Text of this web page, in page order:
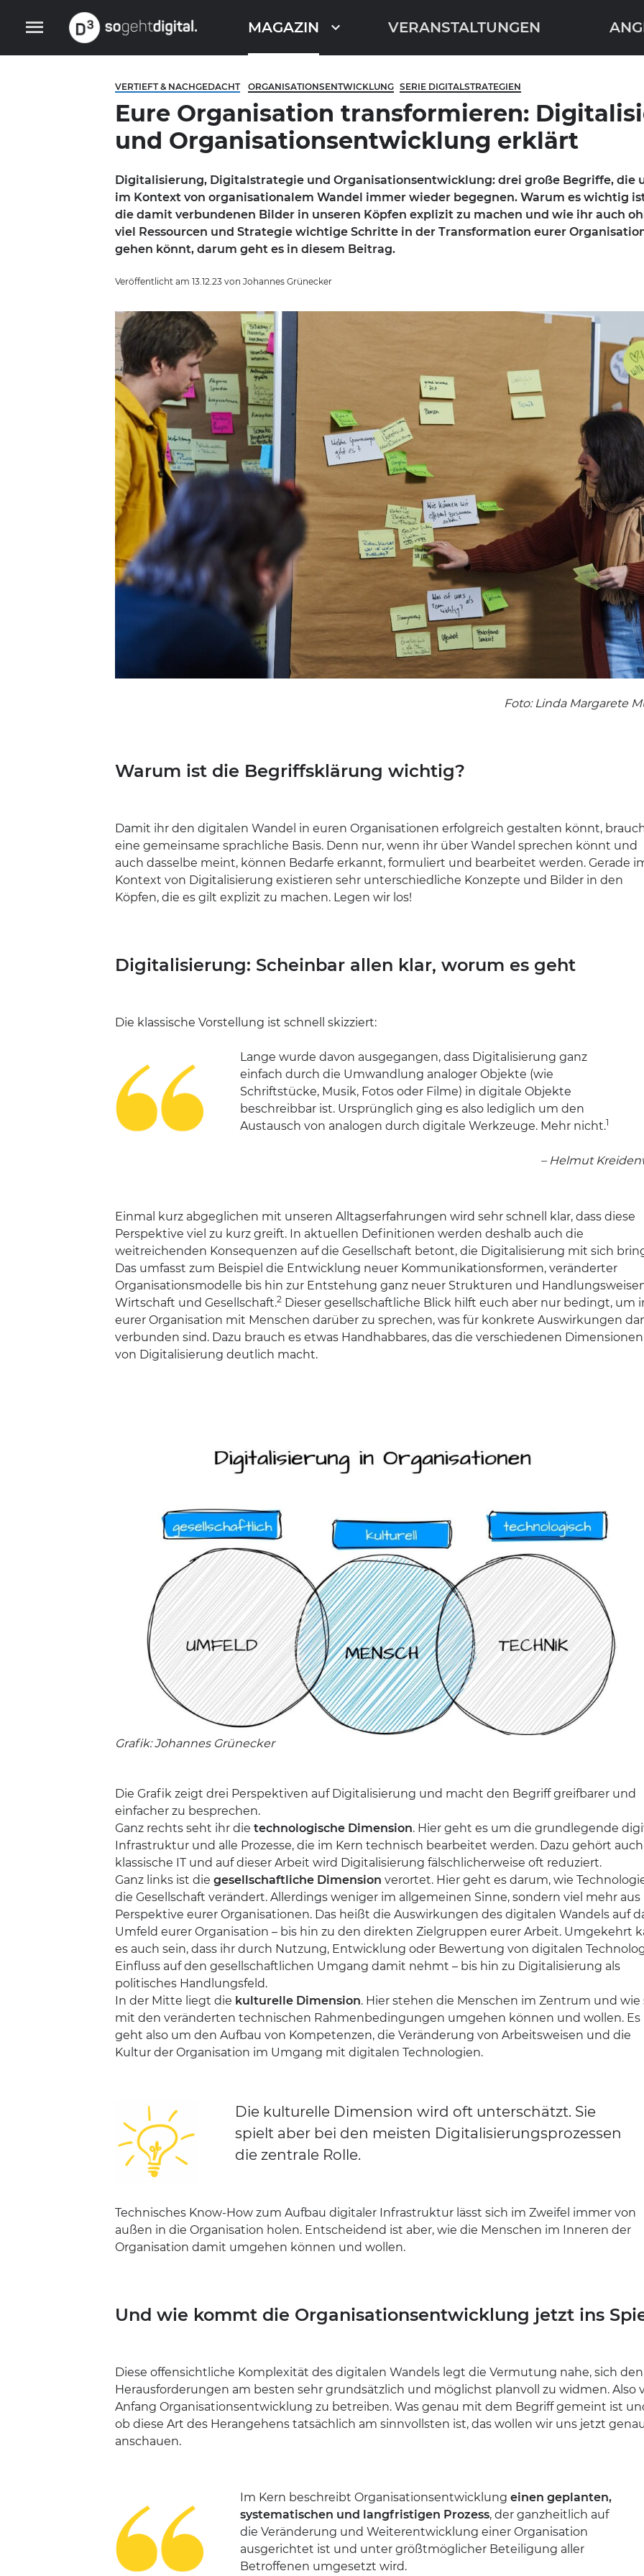
MAGAZIN VERANSTALTUNGEN
VERTIEFT & NACHGEDACHT ORGANISATIONSENTWICKLUNG SERIE DIGITALSTRATEGIEN
Eure Organisation transformieren:
und Organisationsentwicklung erklärt
Digitalisierung, Digitalstrategie und Organisationsentwicklung: drei große Begriffe, die
im Kontext von organisationalem Wandel immer wieder begegnen. Warum es wichtig
die damit verbundenen Bilder in unseren Köpfen explizit zu machen und wie ihr auch
viel Ressourcen und Strategie wichtige Schritte in der Transformation eurer
gehen könnt, darum geht es in diesem Beitrag.
Veröffentlicht am 13.12.23 von Johannes Grünecker
Foto: Linda Margarete
Warum ist die Begriffsklärung wichtig?
Damit ihr den digitalen Wandel in euren Organisationen erfolgreich gestalten könnt,
eine gemeinsame sprachliche Basis. Denn nur, wenn ihr über Wandel sprechen könnt und
auch dasselbe meint, können Bedarfe erkannt, formuliert und bearbeitet werden. Gerade
Kontext von Digitalisierung existieren sehr unterschiedliche Konzepte und Bilder in den
Köpfen, die es gilt explizit zu machen. Legen wir los!
Digitalisierung: Scheinbar allen klar, worum es geht
Die klassische Vorstellung ist schnell skizziert:
Lange wurde davon ausgegangen, dass Digitalisierung ganz
einfach durch die Umwandlung analoger Objekte (wie
Schriftstücke, Musik, Fotos oder Filme) in digitale Objekte
beschreibbar ist. Ursprünglich ging es also lediglich um den
Austausch von analogen durch digitale Werkzeuge. Mehr nicht.1
– Helmut
Einmal kurz abgeglichen mit unseren Alltagserfahrungen wird sehr schnell klar, dass diese
Perspektive viel zu kurz greift. In aktuellen Definitionen werden deshalb auch die
weitreichenden Konsequenzen auf die Gesellschaft betont, die Digitalisierung mit sich
Das umfasst zum Beispiel die Entwicklung neuer Kommunikationsformen, veränderter
Organisationsmodelle bis hin zur Entstehung ganz neuer Strukturen und
Wirtschaft und Gesellschaft.2 Dieser gesellschaftliche Blick hilft euch aber nur bedingt, um
eurer Organisation mit Menschen darüber zu sprechen, was für konkrete Auswirkungen
verbunden sind. Dazu brauch es etwas Handhabbares, das die verschiedenen Dimensionen
von Digitalisierung deutlich macht.
Grafik: Johannes Grünecker
Die Grafik zeigt drei Perspektiven auf Digitalisierung und macht den Begriff greifbarer und
einfacher zu besprechen.
Ganz rechts seht ihr die technologische Dimension. Hier geht es um die grundlegende
Infrastruktur und alle Prozesse, die im Kern technisch bearbeitet werden. Dazu gehört
klassische IT und auf dieser Arbeit wird Digitalisierung fälschlicherweise oft reduziert.
Ganz links ist die gesellschaftliche Dimension verortet. Hier geht es darum, wie
die Gesellschaft verändert. Allerdings weniger im allgemeinen Sinne, sondern viel mehr aus
Perspektive eurer Organisationen. Das heißt die Auswirkungen des digitalen Wandels auf
Umfeld eurer Organisation – bis hin zu den direkten Zielgruppen eurer Arbeit. Umgekehrt
es auch sein, dass ihr durch Nutzung, Entwicklung oder Bewertung von digitalen
Einfluss auf den gesellschaftlichen Umgang damit nehmt – bis hin zu Digitalisierung als
politisches Handlungsfeld.
In der Mitte liegt die kulturelle Dimension. Hier stehen die Menschen im Zentrum und wie
mit den veränderten technischen Rahmenbedingungen umgehen können und wollen. Es
geht also um den Aufbau von Kompetenzen, die Veränderung von Arbeitsweisen und die
Kultur der Organisation im Umgang mit digitalen Technologien.
Die kulturelle Dimension wird oft unterschätzt. Sie
spielt aber bei den meisten Digitalisierungsprozessen
die zentrale Rolle.
Technisches Know-How zum Aufbau digitaler Infrastruktur lässt sich im Zweifel immer von
außen in die Organisation holen. Entscheidend ist aber, wie die Menschen im Inneren der
Organisation damit umgehen können und wollen.
Und wie kommt die Organisationsentwicklung jetzt ins
Diese offensichtliche Komplexität des digitalen Wandels legt die Vermutung nahe, sich den
Herausforderungen am besten sehr grundsätzlich und möglichst planvoll zu widmen. Also
Anfang Organisationsentwicklung zu betreiben. Was genau mit dem Begriff gemeint ist
ob diese Art des Herangehens tatsächlich am sinnvollsten ist, das wollen wir uns jetzt
anschauen.
Im Kern beschreibt Organisationsentwicklungeinen geplanten,
systematischen und langfristigen Prozess, der ganzheitlich auf
die Veränderung und Weiterentwicklung einer Organisation
ausgerichtet ist und unter größtmöglicher Beteiligung aller
Betroffenen umgesetzt wird.